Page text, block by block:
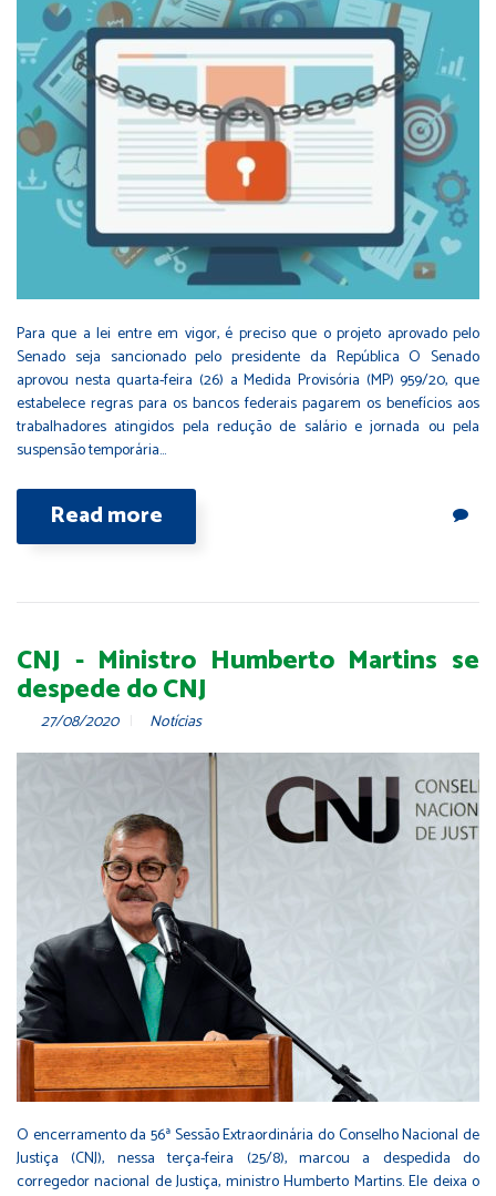
Para que a lei entre em vigor, é preciso que o projeto aprovado pelo
Senado seja sancionado pelo presidente da República O Senado
aprovou nesta quarta-feira (26) a Medida Provisória (MP) 959/20, que
estabelece regras para os bancos federais pagarem os benefícios aos
trabalhadores atingidos pela redução de salário e jornada ou pela
suspensão temporária…
Read more
CNJ - Ministro Humberto Martins se
despede do CNJ
27/08/2020 Notícias
O encerramento da 56ª Sessão Extraordinária do Conselho Nacional de
Justiça (CNJ), nessa terça-feira (25/8), marcou a despedida do
corregedor nacional de Justiça, ministro Humberto Martins. Ele deixa o